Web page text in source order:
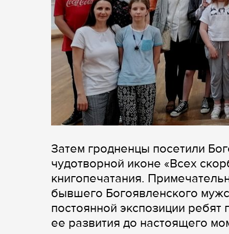
Затем гродненцы посетили
чудотворной иконе «Всех
книгопечатания.
бывшего Богоявленского
постоянной экспозиции ребят
ее развития до настоящего